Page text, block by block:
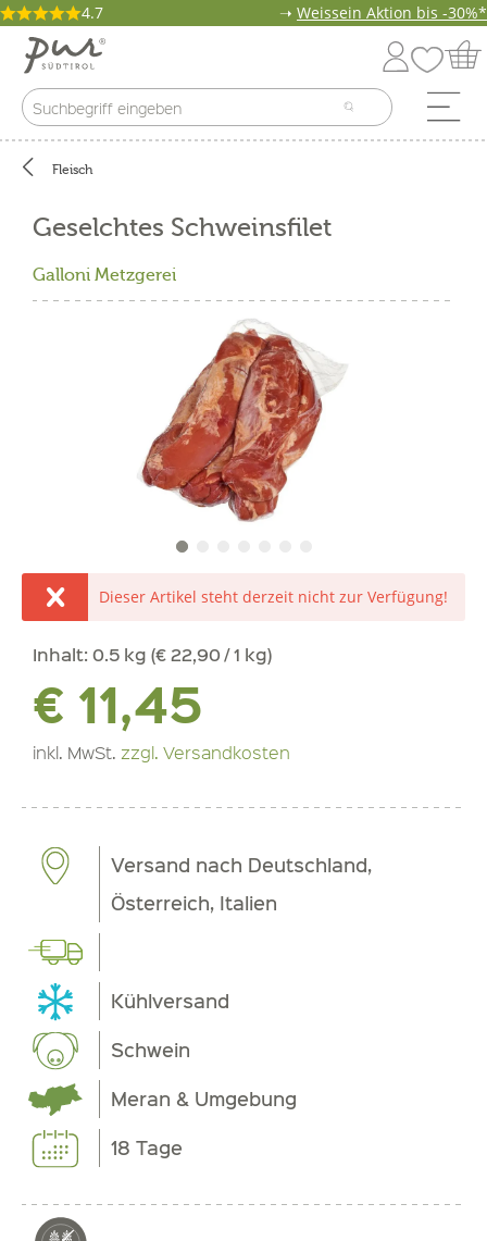
4.7 ➝ Weissein Aktion bis -30%*
Fleisch
Geselchtes Schweinsfilet
Galloni Metzgerei
Dieser Artikel steht derzeit nicht zur Verfügung!
Inhalt: 0.5 kg (€ 22,90 / 1 kg)
€ 11,45
inkl. MwSt. zzgl. Versandkosten
Versand nach Deutschland,
Österreich, Italien
Kühlversand
Schwein
Meran & Umgebung
18 Tage